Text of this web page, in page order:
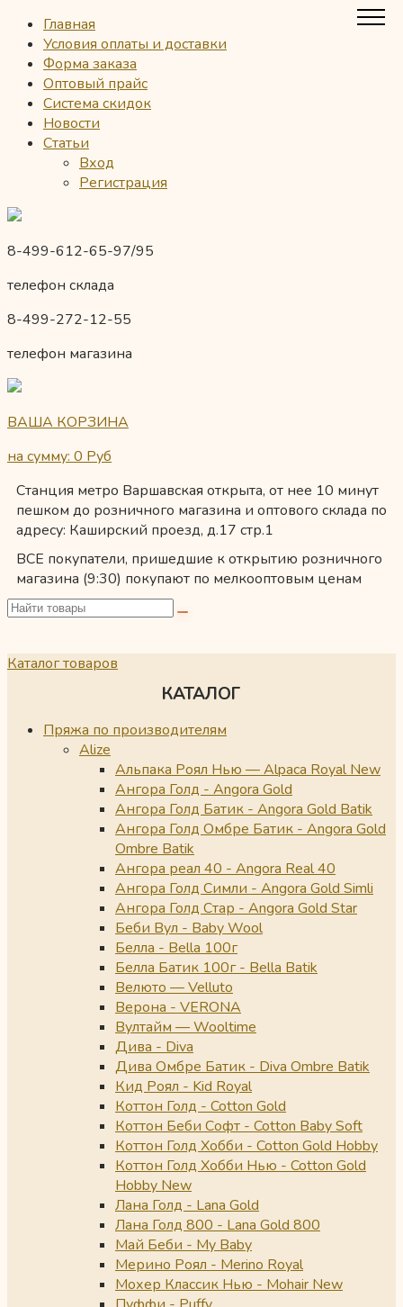
Главная
Условия оплаты и доставки
Форма заказа
Оптовый прайс
Система скидок
Новости
Статьи
Вход
Регистрация
8-499-612-65-97/95
телефон склада
8-499-272-12-55
телефон магазина
ВАША КОРЗИНА
на сумму: 0 Руб
Станция метро Варшавская открыта, от нее 10 минут
пешком до розничного магазина и оптового склада по
адресу: Каширский проезд, д.17 стр.1
ВСЕ покупатели, пришедшие к открытию розничного
магазина (9:30) покупают по мелкооптовым ценам
Каталог товаров
КАТАЛОГ
Пряжа по производителям
Alize
Альпака Роял Нью — Alpaca Royal New
Ангора Голд - Angora Gold
Ангора Голд Батик - Angora Gold Batik
Ангора Голд Омбре Батик - Angora Gold
Ombre Batik
Ангора реал 40 - Angora Real 40
Ангора Голд Симли - Angora Gold Simli
Ангора Голд Стар - Angora Gold Star
Беби Вул - Baby Wool
Белла - Bella 100г
Белла Батик 100г - Bella Batik
Велюто — Velluto
Верона - VERONA
Вултайм — Wooltime
Дива - Diva
Дива Омбре Батик - Diva Ombre Batik
Кид Роял - Kid Royal
Коттон Голд - Cotton Gold
Коттон Беби Софт - Cotton Baby Soft
Коттон Голд Хобби - Cotton Gold Hobby
Коттон Голд Хобби Нью - Cotton Gold
Hobby New
Лана Голд - Lana Gold
Лана Голд 800 - Lana Gold 800
Май Беби - My Baby
Мерино Роял - Merino Royal
Мохер Классик Нью - Mohair New